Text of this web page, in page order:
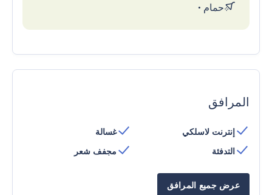
حمام •
المرافق
إنترنت لاسلكي
التدفئة
غسالة
مجفف شعر
عرض جميع المرافق